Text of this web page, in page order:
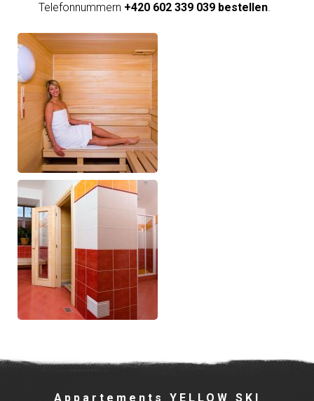
Telefonnummern +420 602 339 039 bestellen.
Appartements YELLOW SKI